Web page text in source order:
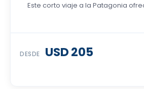
Este corto viaje a la Patagonia
DESDE USD 205